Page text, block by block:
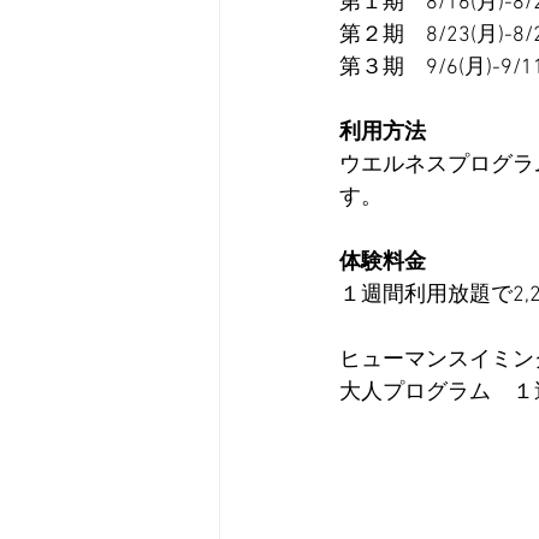
第２期　8/23(月)-8/
第３期　9/6(月)-9/
利用方法
ウエルネスプログ
す。
体験料金
１週間利用放題で
ヒューマンスイミ
大人プログラム　